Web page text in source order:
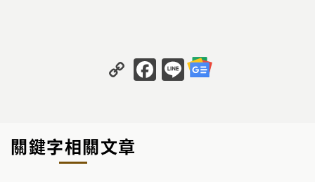
C
o
y
Li
F
a
Li
n
關鍵字相關文章